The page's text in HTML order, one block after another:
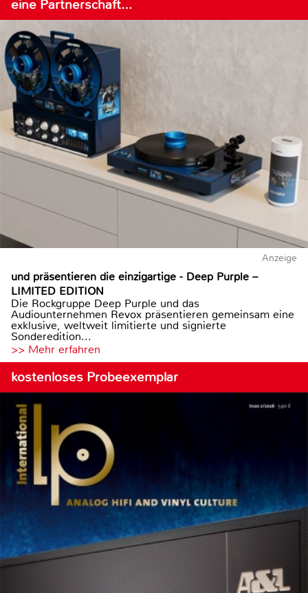
eine Partnerschaft…
Anzeige
und präsentieren die einzigartige - Deep Purple –
LIMITED EDITION
Die Rockgruppe Deep Purple und das
Audiounternehmen Revox präsentieren gemeinsam eine
exklusive, weltweit limitierte und signierte
Sonderedition...
>> Mehr erfahren
kostenloses Probeexemplar